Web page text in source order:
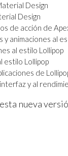
Design
Design
de acción de
y animaciones al
al estilo Lollipop
estilo Lollipop
de
y al
nueva